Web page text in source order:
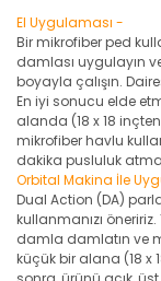
El Uygulaması -
Bir mikrofiber ped
damlası uygulayın
boyayla çalışın.
En iyi sonucu elde
alanda (18 x 18
mikrofiber havlu
dakika pusluluk
Orbital Makina İle
Dual Action (DA)
kullanmanızı
damla damlatın ve
küçük bir alana (18